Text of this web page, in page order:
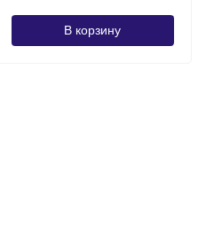
В корзину